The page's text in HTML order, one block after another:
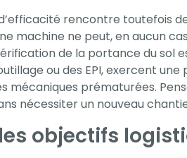
rencontre toutefois
machine ne peut, en aucun
de la portance du sol
ou des EPI, exercent
mécaniques prématurées.
nécessiter un nouveau
objectifs